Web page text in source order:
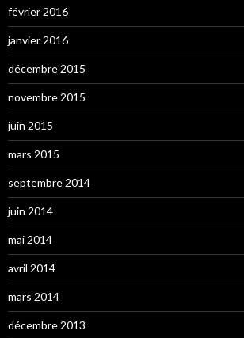
février 2016
janvier 2016
décembre 2015
novembre 2015
juin 2015
mars 2015
septembre 2014
juin 2014
mai 2014
avril 2014
mars 2014
décembre 2013